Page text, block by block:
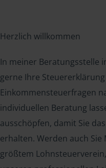
Herzlich willkommen
In meiner Beratungsstelle
gerne Ihre
Einkommensteuerfragen
individuellen Beratung
ausschöpfen, damit Sie
erhalten. Werden auch
größtem